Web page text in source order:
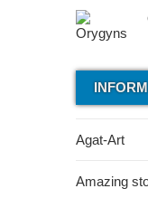
Agat-Art
Amazing